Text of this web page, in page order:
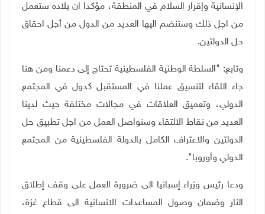
الإنسانية وإقرار السلام في المنطقة، مؤكدا ان بلاده ستعمل
من اجل ذلك وستنضم اليها العديد من الدول من أجل احقاق
حل الدولتين.
وتابع: "السلطة الوطنية الفلسطينية تحتاج إلى دعمنا ومن هنا
جاء اللقاء لتنسيق عملنا في المستقبل كدول في المجتمع
الدولي، وتعميق العلاقات في مجالات مختلفة حيث لدينا
العديد من نقاط الالتقاء وسنواصل العمل من اجل تطبيق حل
الدولتين والاعتراف الكامل بالدولة الفلسطينية من المجتمع
الدولي وأوروبا".
ودعا رئيس وزراء إسبانيا الى ضرورة العمل على وقف إطلاق
النار وضمان وصول المساعدات الانسانية الى قطاع غزة،